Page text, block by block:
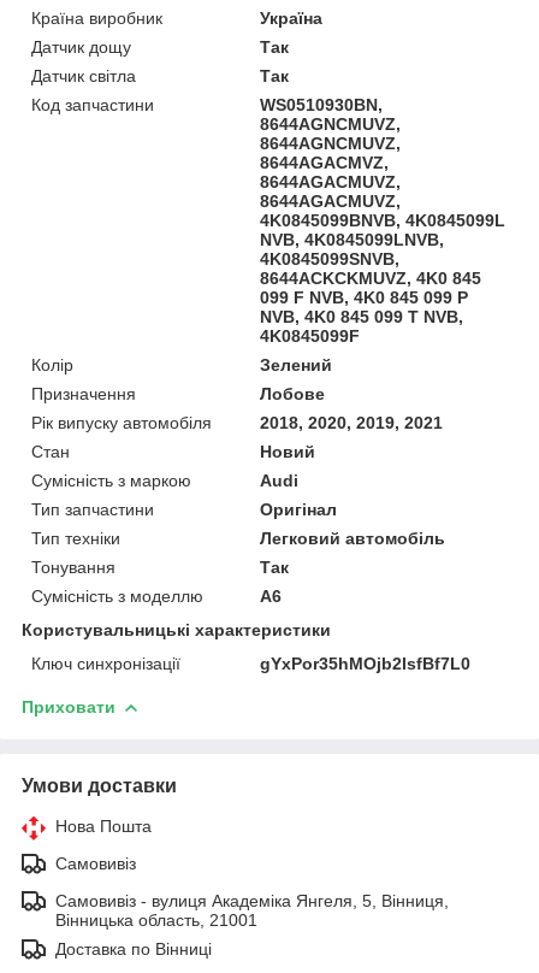
Країна виробник
Україна
Датчик дощу
Так
Датчик світла
Так
Код запчастини
WS0510930BN,
8644AGNCMUVZ,
8644AGNCMUVZ,
8644AGACMVZ,
8644AGACMUVZ,
8644AGACMUVZ,
4K0845099BNVB, 4K0845099L
NVB, 4K0845099LNVB,
4K0845099SNVB,
8644ACKCKMUVZ, 4K0 845
099 F NVB, 4K0 845 099 P
NVB, 4K0 845 099 T NVB,
4K0845099F
Колір
Зелений
Призначення
Лобове
Рік випуску автомобіля
2018, 2020, 2019, 2021
Стан
Новий
Сумісність з маркою
Audi
Тип запчастини
Оригінал
Тип техніки
Легковий автомобіль
Тонування
Так
Сумісність з моделлю
A6
Користувальницькі характеристики
Ключ синхронізації
gYxPor35hMOjb2IsfBf7L0
Приховати
Умови доставки
Нова Пошта
Самовивіз
Самовивіз - вулиця Академіка Янгеля, 5, Вінниця,
Вінницька область, 21001
Доставка по Вінниці